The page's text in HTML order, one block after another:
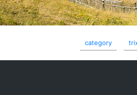
category